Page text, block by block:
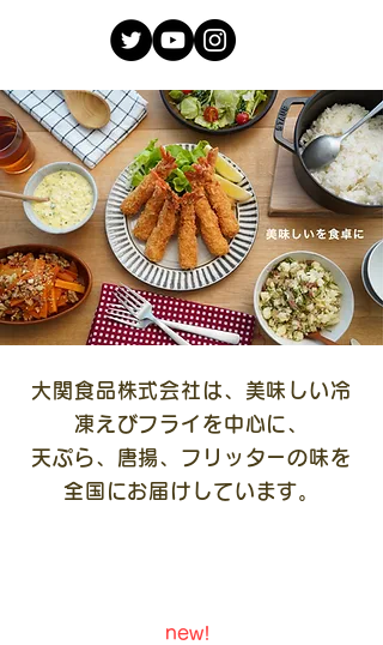
大関食品株式会社は、美味しい冷
凍えびフライを中心に、
天ぷら、唐揚、フリッターの味を
全国にお届けしています。
new!